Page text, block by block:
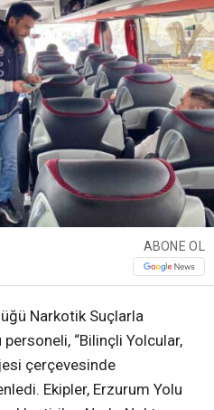
ABONE OL
Narkotik Suçlarla
“Bilinçli Yolcular,
çerçevesinde
Ekipler, Erzurum Yolu